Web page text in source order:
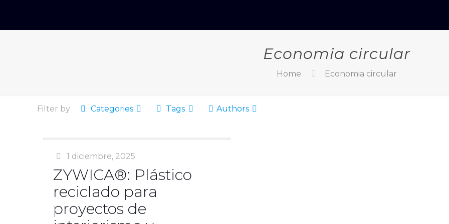
Economia circular
Home Economia circular
Filter by Categories Tags Authors
1 diciembre, 2025
ZYWICA®: Plástico
reciclado para
proyectos de